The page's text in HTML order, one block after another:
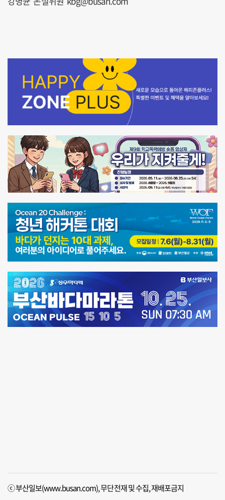
ⓒ 부산일보(www.busan.com), 무단전재 및 수집, 재배포금지